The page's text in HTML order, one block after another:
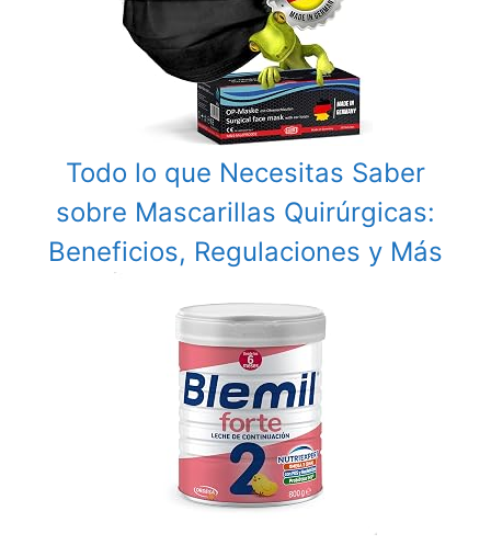
Todo lo que Necesitas Saber
sobre Mascarillas Quirúrgicas:
Beneficios, Regulaciones y Más